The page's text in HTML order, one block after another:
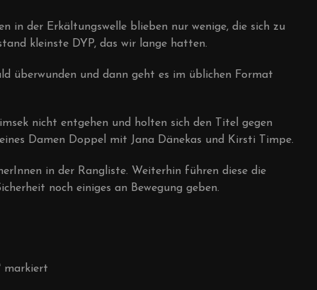
in der Erkältungswelle blieben nur wenige, die sich zu
kleinste DYP, das wir lange hatten.
überwunden und dann geht es im üblichen Format
nicht entgehen und holten sich den Titel gegen
Damen Doppel mit Jana Dänekas und Kirsti Timpe.
in der Rangliste. Weiterhin führen diese die
noch einiges an Bewegung geben.
markiert